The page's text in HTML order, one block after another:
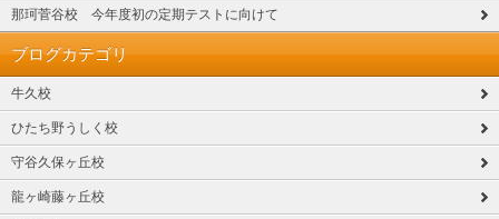
那珂菅谷校 今年度初の定期テストに向けて
ブログカテゴリ
牛久校
ひたち野うしく校
守谷久保ヶ丘校
龍ヶ崎藤ヶ丘校